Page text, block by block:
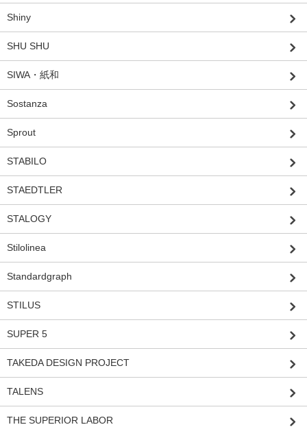
Shiny
SHU SHU
SIWA・紙和
Sostanza
Sprout
STABILO
STAEDTLER
STALOGY
Stilolinea
Standardgraph
STILUS
SUPER 5
TAKEDA DESIGN PROJECT
TALENS
THE SUPERIOR LABOR